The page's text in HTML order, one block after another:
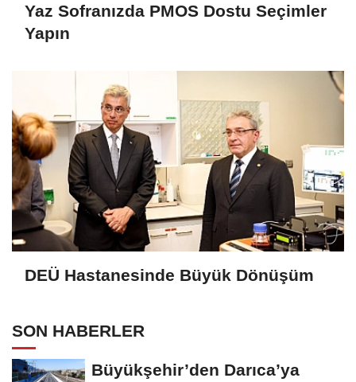
Yaz Sofranızda PMOS Dostu Seçimler
Yapın
DEÜ Hastanesinde Büyük Dönüşüm
SON HABERLER
Büyükşehir’den Darıca’ya